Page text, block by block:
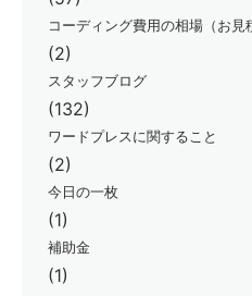
コーディング費用の相場（お見
(2)
スタッフブログ
(132)
ワードプレスに関すること
(2)
今日の一枚
(1)
補助金
(1)